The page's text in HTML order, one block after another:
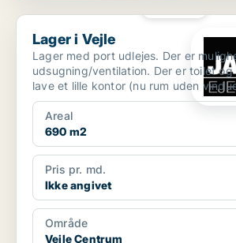
Lager i Vejle
Lager i Vejle
Lager med port udlejes. Der er
udsugning/ventilation. Der er toilet
lave et lille kontor (nu rum uden
mul...
Areal
690 m2
Pris pr. md.
Ikke angivet
Område
Vejle Centrum